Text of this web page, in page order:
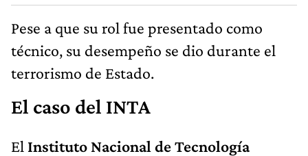
Pese a que su rol fue presentado como
técnico, su desempeño se dio durante el
terrorismo de Estado.
El caso del INTA
El Instituto Nacional de Tecnología